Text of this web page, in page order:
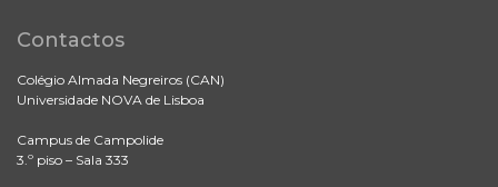
Contactos
Colégio Almada Negreiros (CAN)
Universidade NOVA de Lisboa
Campus de Campolide
3.º piso – Sala 333